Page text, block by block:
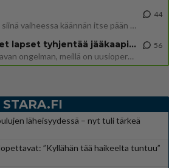
Mutta mies vain tuijottaa, siinä vaiheessa käännän itse pään pois. Mikä juttu? Yleensä jos joku tuijottaa tai katsoo, hä
44
Uusioperheen aikuiset lapset tyhjentää jääkaapin käydessään
Miten selvittäisitte seuraavan ongelman, meillä on uusioperhe, minulla teini-ikäiset lapset ja puolisolla aikuiset, jotk
56
STARA.FI
läheisyydessä – nyt tuli tärkeä
”Kyllähän tää haikeelta tuntuu”